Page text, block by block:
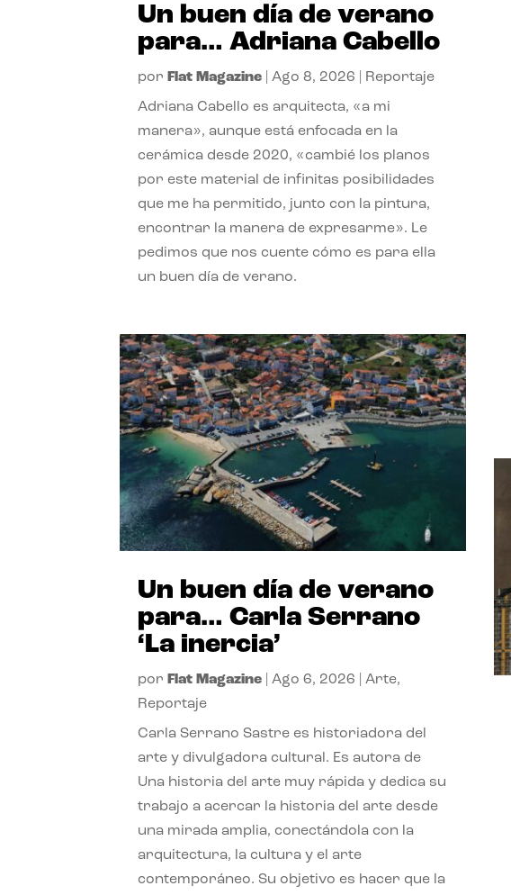
Un buen día de verano
para… Adriana Cabello
por Flat Magazine |Ago 8, 2026 Reportaje
Adriana Cabello es arquitecta, «a mi
manera», aunque está enfocada en la
cerámica desde 2020, «cambié los planos
por este material de infinitas posibilidades
que me ha permitido, junto con la pintura,
encontrar la manera de expresarme». Le
pedimos que nos cuente cómo es para ella
un buen día de verano.
Un buen día de verano
para… Carla Serrano
‘La inercia’
por Flat Magazine |Ago 6, 2026 |Arte,
Reportaje
Carla Serrano Sastre es historiadora del
arte y divulgadora cultural. Es autora de
Una historia del arte muy rápida y dedica su
trabajo a acercar la historia del arte desde
una mirada amplia, conectándola con la
arquitectura, la cultura y el arte
contemporáneo. Su objetivo es hacer que la